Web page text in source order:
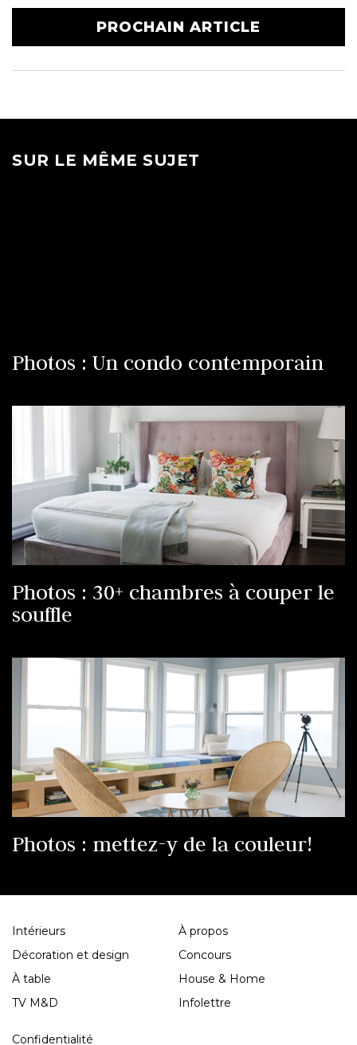
PROCHAIN ARTICLE
SUR LE MÊME SUJET
Photos : Un condo contemporain
Photos : 30+ chambres à couper le
souffle
Photos : mettez-y de la couleur!
Intérieurs
Décoration et design
À table
TV M&D
À propos
Concours
House & Home
Infolettre
Confidentialité